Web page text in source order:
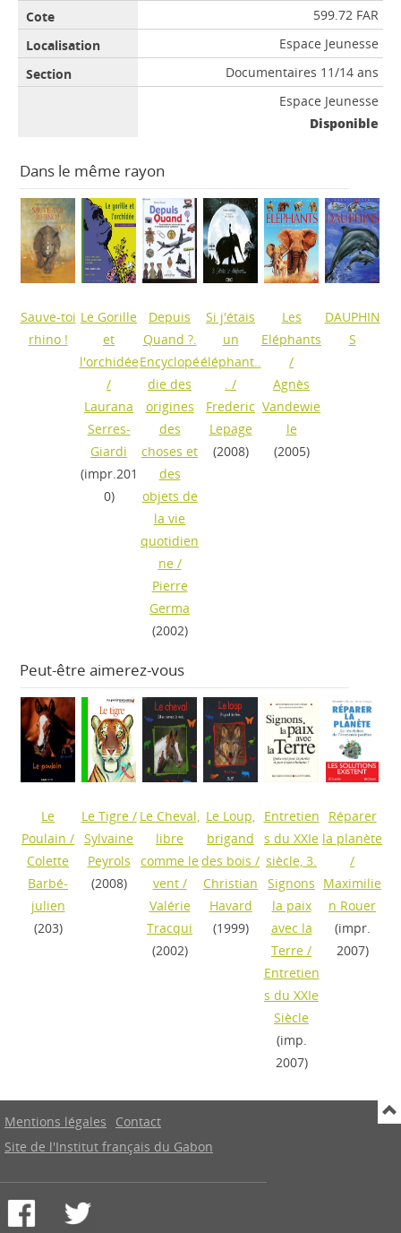
599.72 FAR
Espace Jeunesse
Documentaires 11/14 ans
Espace Jeunesse
Disponible
Dans le même rayon
Sauve-toi
rhino !
Le Gorille
et
l'orchidée
/
Laurana
Serres-
Giardi
(impr.201
0)
Depuis
Quand ?.
Encyclopé
die des
origines
des
choses et
des
objets de
la vie
quotidien
ne/
Pierre
Germa
(2002)
Si j'étais
un
éléphant..
. /
Frederic
Lepage
(2008)
Les
Eléphants
/
Agnès
Vandewie
le
(2005)
DAUPHIN
S
Peut-être aimerez-vous
Le
Poulain /
Colette
Barbé-
julien
(203)
Le Tigre/
Sylvaine
Peyrols
(2008)
Le Cheval,
libre
comme le
vent/
Valérie
Tracqui
(2002)
Le Loup,
brigand
des bois /
Christian
Havard
(1999)
Entretien
s du XXIe
siècle, 3.
Signons
la paix
avec la
Terre /
Entretien
s du XXIe
Siècle
(imp.
2007)
Réparer
la planète
/
Maximilie
n Rouer
(impr.
2007)
Mentions légales
Contact
Site de l'Institut français du Gabon